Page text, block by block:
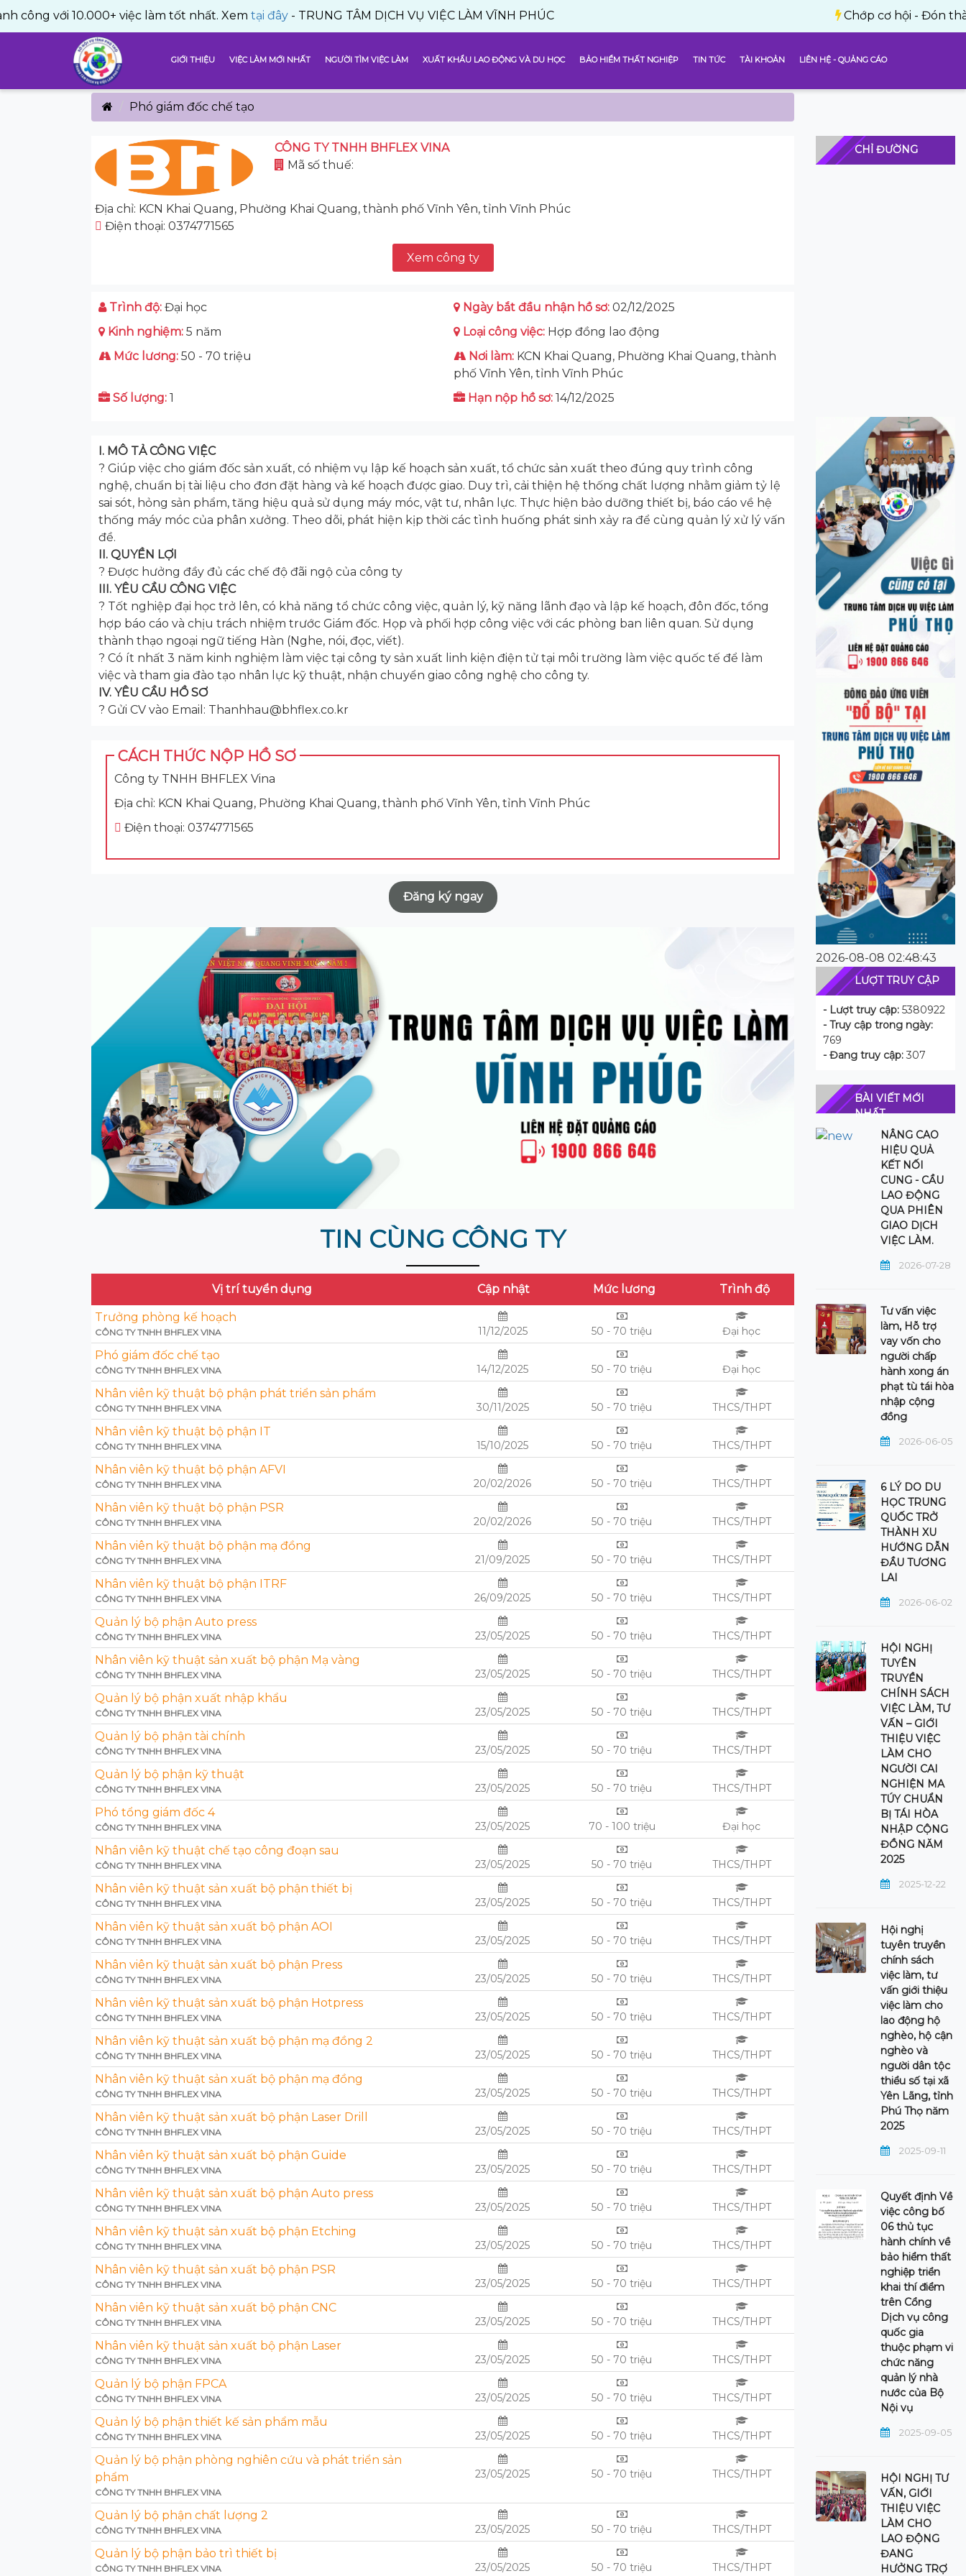
10.000+ việc làm tốt nhất. Xemtại đây- TRUNG TÂM DỊCH VỤ VIỆC LÀM VĨNH PHÚC Chớp cơ hội - Đón thành
GIỚI THIỆU VIỆC LÀM MỚI NHẤT NGƯỜI TÌM VIỆC LÀM XUẤT KHẨU LAO ĐỘNG VÀ DU HỌC BẢO HIỂM THẤT NGHIỆP TIN TỨC TÀI KHOẢN LIÊN HỆ - QUẢNG CÁO
Phó giám đốc chế tạo
CÔNG TY TNHH BHFLEX VINA
Mã số thuế:
Địa chỉ: KCN Khai Quang, Phường Khai Quang, thành phố Vĩnh Yên, tỉnh Vĩnh Phúc
Điện thoại: 0374771565
Xem công ty
Trình độ: Đại học Ngày bắt đầu nhận hồ sơ: 02/12/2025
Kinh nghiệm: 5 năm Loại công việc: Hợp đồng lao động
Mức lương: 50 - 70 triệu Nơi làm: KCN Khai Quang, Phường Khai Quang, thành
phố Vĩnh Yên, tỉnh Vĩnh Phúc
Số lượng: 1 Hạn nộp hồ sơ: 14/12/2025
I. MÔ TẢ CÔNG VIỆC
? Giúp việc cho giám đốc sản xuất, có nhiệm vụ lập kế hoạch sản xuất, tổ chức sản xuất theo đúng quy trình công
nghệ, chuẩn bị tài liệu cho đơn đặt hàng và kế hoạch được giao. Duy trì, cải thiện hệ thống chất lượng nhằm giảm tỷ lệ
sai sót, hỏng sản phẩm, tăng hiệu quả sử dụng máy móc, vật tư, nhân lực. Thực hiện bảo dưỡng thiết bị, báo cáo về hệ
thống máy móc của phân xưởng. Theo dõi, phát hiện kịp thời các tình huống phát sinh xảy ra để cùng quản lý xử lý vấn
đề.
II. QUYỀN LỢI
? Được hưởng đầy đủ các chế độ đãi ngộ của công ty
III. YÊU CẦU CÔNG VIỆC
? Tốt nghiệp đại học trở lên, có khả năng tổ chức công việc, quản lý, kỹ năng lãnh đạo và lập kế hoạch, đôn đốc, tổng
hợp báo cáo và chịu trách nhiệm trước Giám đốc. Họp và phối hợp công việc với các phòng ban liên quan. Sử dụng
thành thạo ngoại ngữ tiếng Hàn (Nghe, nói, đọc, viết).
? Có ít nhất 3 năm kinh nghiệm làm việc tại công ty sản xuất linh kiện điện tử tại môi trường làm việc quốc tế để làm
việc và tham gia đào tạo nhân lực kỹ thuật, nhận chuyển giao công nghệ cho công ty.
IV. YÊU CẦU HỒ SƠ
? Gửi CV vào Email: Thanhhau@bhflex.co.kr
CÁCH THỨC NỘP HỒ SƠ
Công ty TNHH BHFLEX Vina
Địa chỉ: KCN Khai Quang, Phường Khai Quang, thành phố Vĩnh Yên, tỉnh Vĩnh Phúc
Điện thoại: 0374771565
Đăng ký ngay
TIN CÙNG CÔNG TY
Vị trí tuyển dụng Cập nhật Mức lương Trình độ
Trưởng phòng kế hoạch
CÔNG TY TNHH BHFLEX VINA 11/12/2025 50 - 70 triệu Đại học
Phó giám đốc chế tạo
CÔNG TY TNHH BHFLEX VINA 14/12/2025 50 - 70 triệu Đại học
Nhân viên kỹ thuật bộ phận phát triển sản phẩm
CÔNG TY TNHH BHFLEX VINA 30/11/2025 50 - 70 triệu THCS/THPT
Nhân viên kỹ thuật bộ phận IT
CÔNG TY TNHH BHFLEX VINA 15/10/2025 50 - 70 triệu THCS/THPT
Nhân viên kỹ thuật bộ phận AFVI
CÔNG TY TNHH BHFLEX VINA 20/02/2026 50 - 70 triệu THCS/THPT
Nhân viên kỹ thuật bộ phận PSR
CÔNG TY TNHH BHFLEX VINA 20/02/2026 50 - 70 triệu THCS/THPT
Nhân viên kỹ thuật bộ phận mạ đồng
CÔNG TY TNHH BHFLEX VINA 21/09/2025 50 - 70 triệu THCS/THPT
Nhân viên kỹ thuật bộ phận ITRF
CÔNG TY TNHH BHFLEX VINA 26/09/2025 50 - 70 triệu THCS/THPT
Quản lý bộ phận Auto press
CÔNG TY TNHH BHFLEX VINA 23/05/2025 50 - 70 triệu THCS/THPT
Nhân viên kỹ thuật sản xuất bộ phận Mạ vàng
CÔNG TY TNHH BHFLEX VINA 23/05/2025 50 - 70 triệu THCS/THPT
Quản lý bộ phận xuất nhập khẩu
CÔNG TY TNHH BHFLEX VINA 23/05/2025 50 - 70 triệu THCS/THPT
Quản lý bộ phận tài chính
CÔNG TY TNHH BHFLEX VINA 23/05/2025 50 - 70 triệu THCS/THPT
Quản lý bộ phận kỹ thuật
CÔNG TY TNHH BHFLEX VINA 23/05/2025 50 - 70 triệu THCS/THPT
Phó tổng giám đốc 4
CÔNG TY TNHH BHFLEX VINA 23/05/2025 70 - 100 triệu Đại học
Nhân viên kỹ thuật chế tạo công đoạn sau
CÔNG TY TNHH BHFLEX VINA 23/05/2025 50 - 70 triệu THCS/THPT
Nhân viên kỹ thuật sản xuất bộ phận thiết bị
CÔNG TY TNHH BHFLEX VINA 23/05/2025 50 - 70 triệu THCS/THPT
Nhân viên kỹ thuật sản xuất bộ phận AOI
CÔNG TY TNHH BHFLEX VINA 23/05/2025 50 - 70 triệu THCS/THPT
Nhân viên kỹ thuật sản xuất bộ phận Press
CÔNG TY TNHH BHFLEX VINA 23/05/2025 50 - 70 triệu THCS/THPT
Nhân viên kỹ thuật sản xuất bộ phận Hotpress
CÔNG TY TNHH BHFLEX VINA 23/05/2025 50 - 70 triệu THCS/THPT
Nhân viên kỹ thuật sản xuất bộ phận mạ đồng 2
CÔNG TY TNHH BHFLEX VINA 23/05/2025 50 - 70 triệu THCS/THPT
Nhân viên kỹ thuật sản xuất bộ phận mạ đồng
CÔNG TY TNHH BHFLEX VINA 23/05/2025 50 - 70 triệu THCS/THPT
Nhân viên kỹ thuật sản xuất bộ phận Laser Drill
CÔNG TY TNHH BHFLEX VINA 23/05/2025 50 - 70 triệu THCS/THPT
Nhân viên kỹ thuật sản xuất bộ phận Guide
CÔNG TY TNHH BHFLEX VINA 23/05/2025 50 - 70 triệu THCS/THPT
Nhân viên kỹ thuật sản xuất bộ phận Auto press
CÔNG TY TNHH BHFLEX VINA 23/05/2025 50 - 70 triệu THCS/THPT
Nhân viên kỹ thuật sản xuất bộ phận Etching
CÔNG TY TNHH BHFLEX VINA 23/05/2025 50 - 70 triệu THCS/THPT
Nhân viên kỹ thuật sản xuất bộ phận PSR
CÔNG TY TNHH BHFLEX VINA 23/05/2025 50 - 70 triệu THCS/THPT
Nhân viên kỹ thuật sản xuất bộ phận CNC
CÔNG TY TNHH BHFLEX VINA 23/05/2025 50 - 70 triệu THCS/THPT
Nhân viên kỹ thuật sản xuất bộ phận Laser
CÔNG TY TNHH BHFLEX VINA 23/05/2025 50 - 70 triệu THCS/THPT
Quản lý bộ phận FPCA
CÔNG TY TNHH BHFLEX VINA 23/05/2025 50 - 70 triệu THCS/THPT
Quản lý bộ phận thiết kế sản phẩm mẫu
CÔNG TY TNHH BHFLEX VINA 23/05/2025 50 - 70 triệu THCS/THPT
Quản lý bộ phận phòng nghiên cứu và phát triển sản
phẩm
CÔNG TY TNHH BHFLEX VINA
23/05/2025 50 - 70 triệu THCS/THPT
Quản lý bộ phận chất lượng 2
CÔNG TY TNHH BHFLEX VINA 23/05/2025 50 - 70 triệu THCS/THPT
Quản lý bộ phận bảo trì thiết bị
CÔNG TY TNHH BHFLEX VINA 23/05/2025 50 - 70 triệu THCS/THPT
CHỈ ĐƯỜNG
2026-08-08 02:48:43
LƯỢT TRUY CẬP
- Lượt truy cập: 5380922
- Truy cập trong ngày:
769
- Đang truy cập: 307
BÀI VIẾT MỚI
NHẤT
NÂNG CAO
HIỆU QUẢ
KẾT NỐI
CUNG - CẦU
LAO ĐỘNG
QUA PHIÊN
GIAO DỊCH
VIỆC LÀM.
2026-07-28
Tư vấn việc
làm, Hỗ trợ
vay vốn cho
người chấp
hành xong án
phạt tù tái hòa
nhập cộng
đồng
2026-06-05
6 LÝ DO DU
HỌC TRUNG
QUỐC TRỞ
THÀNH XU
HƯỚNG DẪN
ĐẦU TƯƠNG
LAI
2026-06-02
HỘI NGHỊ
TUYÊN
TRUYỀN
CHÍNH SÁCH
VIỆC LÀM, TƯ
VẤN – GIỚI
THIỆU VIỆC
LÀM CHO
NGƯỜI CAI
NGHIỆN MA
TÚY CHUẨN
BỊ TÁI HÒA
NHẬP CỘNG
ĐỒNG NĂM
2025
2025-12-22
Hội nghị
tuyên truyền
chính sách
việc làm, tư
vấn giới thiệu
việc làm cho
lao động hộ
nghèo, hộ cận
nghèo và
người dân tộc
thiểu số tại xã
Yên Lãng, tỉnh
Phú Thọ năm
2025
2025-09-11
Quyết định Về
việc công bố
06 thủ tục
hành chính về
bảo hiểm thất
nghiệp triển
khai thí điểm
trên Cổng
Dịch vụ công
quốc gia
thuộc phạm vi
chức năng
quản lý nhà
nước của Bộ
Nội vụ
2025-09-05
HỘI NGHỊ TƯ
VẤN, GIỚI
THIỆU VIỆC
LÀM CHO
LAO ĐỘNG
ĐANG
HƯỞNG TRỢ